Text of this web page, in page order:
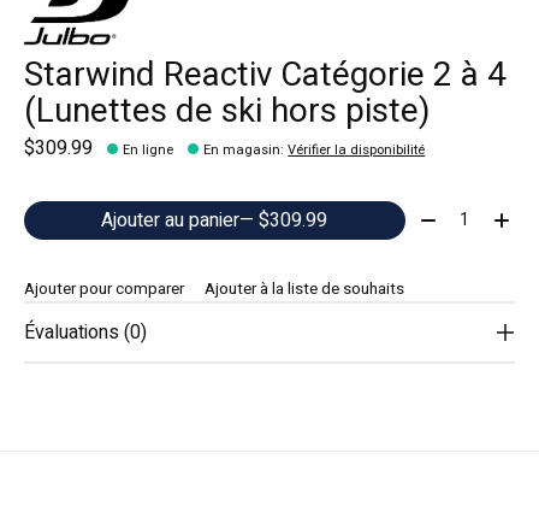
Starwind Reactiv Catégorie 2 à 4
(Lunettes de ski hors piste)
$309.99 En ligne En magasin:Vérifier la disponibilité
Ajouter au panier — $309.99 Quantité:
Ajouter pour comparer Ajouter à la liste de souhaits
Évaluations (0)